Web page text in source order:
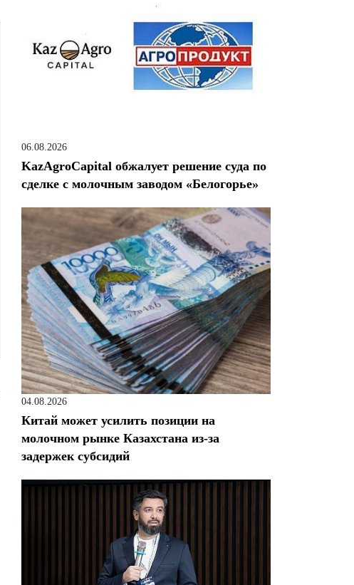
06.08.2026
KazAgroCapital обжалует решение суда по
сделке с молочным заводом «Белогорье»
04.08.2026
Китай может усилить позиции на
молочном рынке Казахстана из-за
задержек субсидий